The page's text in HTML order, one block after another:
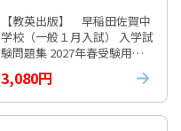
【教英出版】 早稲田佐賀中
学校（一般１月入試） 入学試
験問題集 2027年春受験用
3,080円